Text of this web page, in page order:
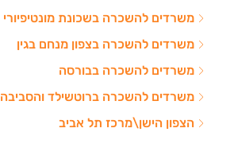
משרדים להשכרה בשכונת מונטיפיורי
משרדים להשכרה בצפון מנחם בגין
משרדים להשכרה בבורסה
משרדים להשכרה ברוטשילד והסביבה
הצפון הישן\מרכז תל אביב